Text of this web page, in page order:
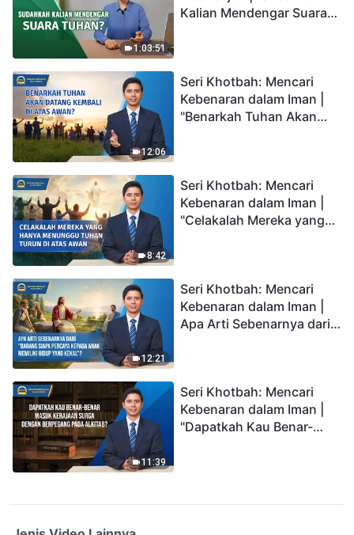
1:03:51
Kalian Mendengar Suara
12:06
Seri Khotbah: Mencari
Kebenaran dalam Iman |
"Benarkah Tuhan Akan
8:42
Seri Khotbah: Mencari
Kebenaran dalam Iman |
"Celakalah Mereka yang
12:21
Seri Khotbah: Mencari
Kebenaran dalam Iman |
Apa Arti Sebenarnya dari
11:39
Seri Khotbah: Mencari
Kebenaran dalam Iman |
"Dapatkah Kau Benar-